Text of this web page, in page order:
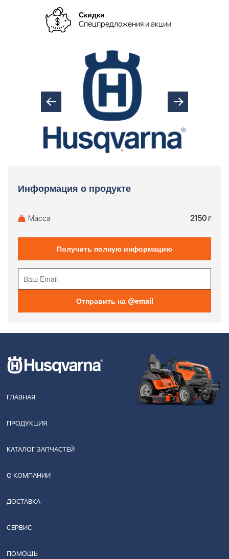
Скидки
Спецпредложения и акции
Информация о продукте
Масса 2150 г
Получить полную информацию
Отправить на @email
ГЛАВНАЯ
ПРОДУКЦИЯ
КАТАЛОГ ЗАПЧАСТЕЙ
О КОМПАНИИ
ДОСТАВКА
СЕРВИС
ПОМОЩЬ